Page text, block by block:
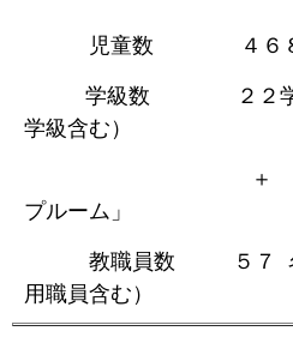
児童数 ４６
学級数 ２２学級
学級含む）
＋ 通級指導
プルーム」
教職員数 ５７ 名
用職員含む）